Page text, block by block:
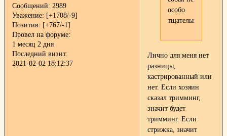
Сообщений: 2989
Уважение: [+1708/-9]
Позитив: [+767/-1]
Провел на форуме:
1 месяц 2 дня
Последний визит:
2021-02-02 18:12:37
особо
тщательно...
Лично для меня нет
разницы,
кастрированный или
нет. Если хозяин
сказал тримминг,
значит будет
тримминг. Если
стрижка, значит